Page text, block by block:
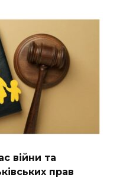
війни та
прав